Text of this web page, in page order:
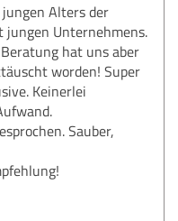
Alters der
jungen Unternehmens.
hat uns aber
worden! Super
Keinerlei
Sauber,